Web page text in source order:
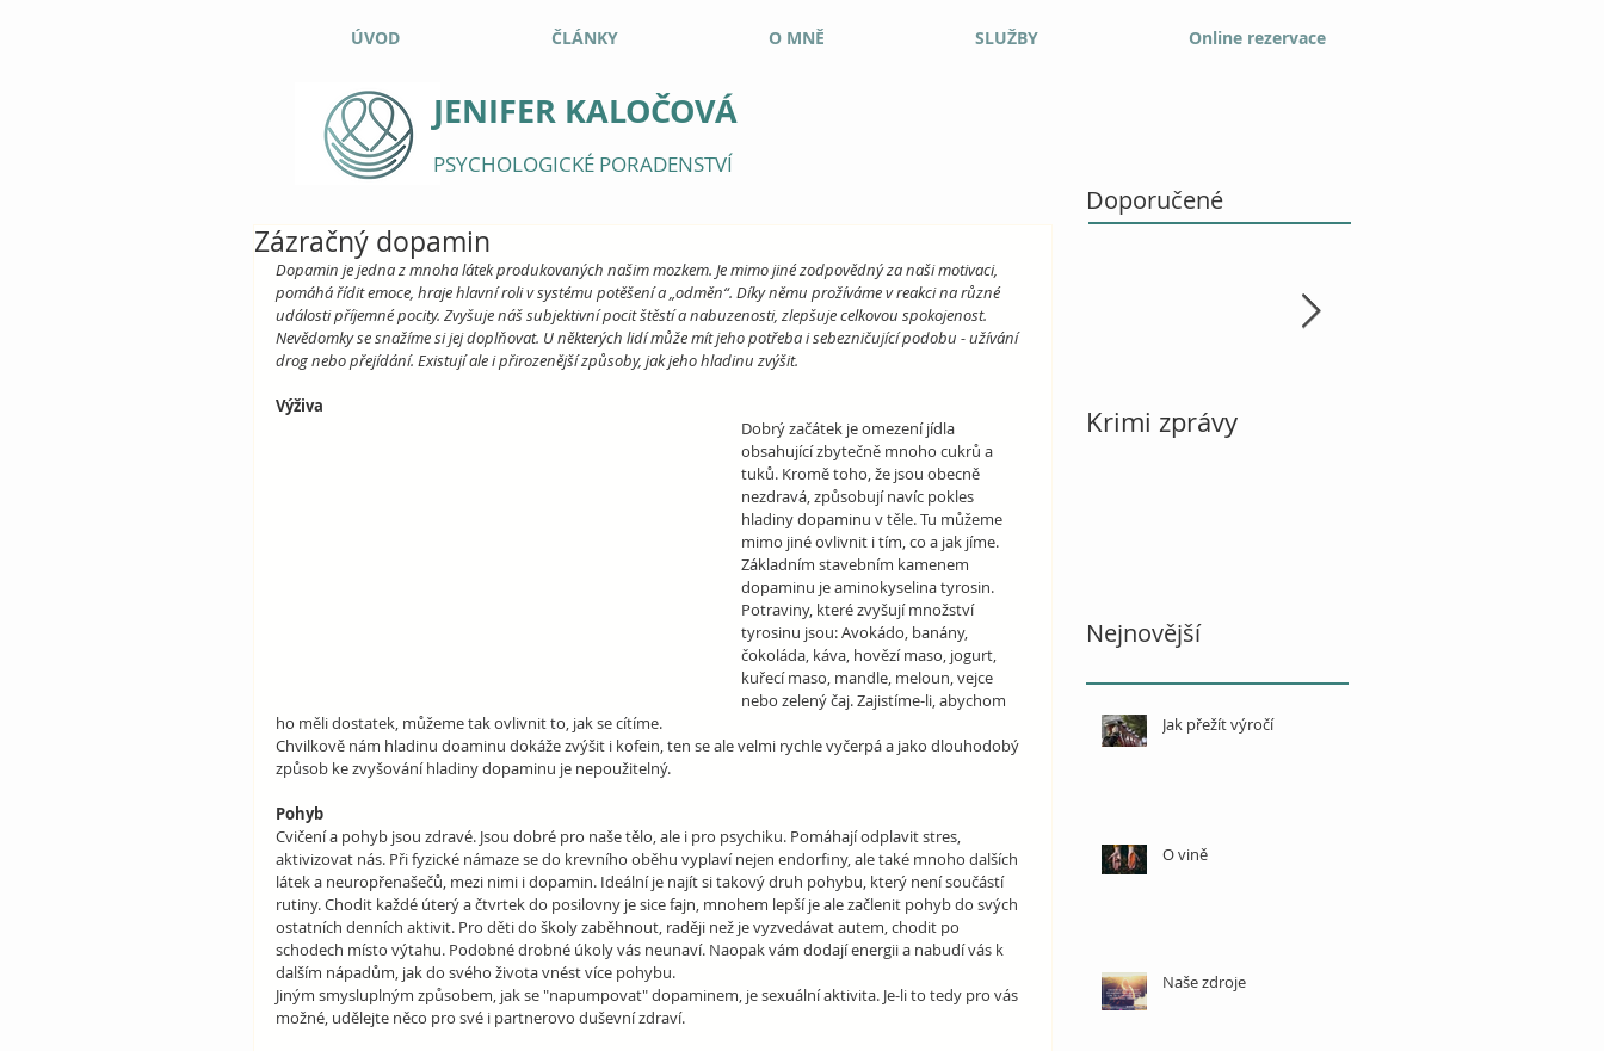
ÚVOD ČLÁNKY O MNĚ SLUŽBY Online rezervace
JENIFER KALOČOVÁ
PSYCHOLOGICKÉ PORADENSTVÍ
Zázračný dopamin
Dopamin je jedna z mnoha látek produkovaných našim mozkem. Je mimo jiné zodpovědný za naši motivaci,
pomáhá řídit emoce, hraje hlavní roli v systému potěšení a „odměn“. Díky němu prožíváme v reakci na různé
události příjemné pocity. Zvyšuje náš subjektivní pocit štěstí a nabuzenosti, zlepšuje celkovou spokojenost.
Nevědomky se snažíme si jej doplňovat. U některých lidí může mít jeho potřeba i sebezničující podobu - užívání
drog nebo přejídání. Existují ale i přirozenější způsoby, jak jeho hladinu zvýšit.
Výživa
Dobrý začátek je omezení jídla
obsahující zbytečně mnoho cukrů a
tuků. Kromě toho, že jsou obecně
nezdravá, způsobují navíc pokles
hladiny dopaminu v těle. Tu můžeme
mimo jiné ovlivnit i tím, co a jak jíme.
Základním stavebním kamenem
dopaminu je aminokyselina tyrosin.
Potraviny, které zvyšují množství
tyrosinu jsou: Avokádo, banány,
čokoláda, káva, hovězí maso, jogurt,
kuřecí maso, mandle, meloun, vejce
nebo zelený čaj. Zajistíme-li, abychom
ho měli dostatek, můžeme tak ovlivnit to, jak se cítíme.
Chvilkově nám hladinu doaminu dokáže zvýšit i kofein, ten se ale velmi rychle vyčerpá a jako dlouhodobý
způsob ke zvyšování hladiny dopaminu je nepoužitelný.
Pohyb
Cvičení a pohyb jsou zdravé. Jsou dobré pro naše tělo, ale i pro psychiku. Pomáhají odplavit stres,
aktivizovat nás. Při fyzické námaze se do krevního oběhu vyplaví nejen endorfiny, ale také mnoho dalších
látek a neuropřenašečů, mezi nimi i dopamin. Ideální je najít si takový druh pohybu, který není součástí
rutiny. Chodit každé úterý a čtvrtek do posilovny je sice fajn, mnohem lepší je ale začlenit pohyb do svých
ostatních denních aktivit. Pro děti do školy zaběhnout, raději než je vyzvedávat autem, chodit po
schodech místo výtahu. Podobné drobné úkoly vás neunaví. Naopak vám dodají energii a nabudí vás k
dalším nápadům, jak do svého života vnést více pohybu.
Jiným smysluplným způsobem, jak se "napumpovat" dopaminem, je sexuální aktivita. Je-li to tedy pro vás
možné, udělejte něco pro své i partnerovo duševní zdraví.
Doporučené
Krimi zprávy
Nejnovější
Jak přežít výročí
O vině
Naše zdroje